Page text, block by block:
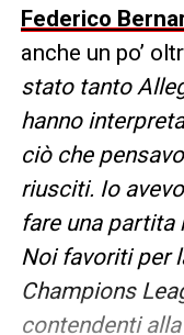
Federico
anche un po’
stato tanto
hanno
ciò che
riusciti. Io
fare una partita
Noi favoriti per
Champions
contendenti